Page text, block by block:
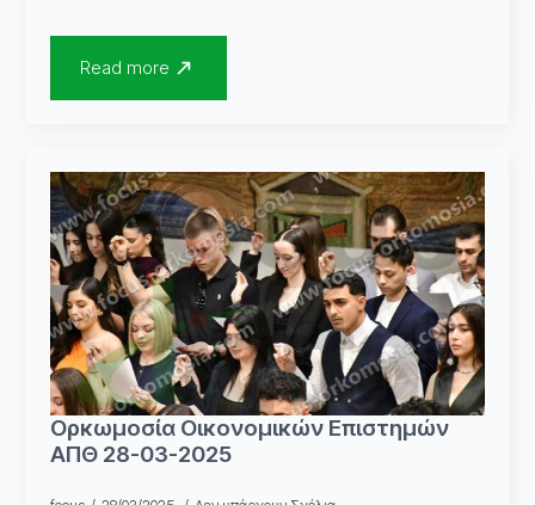
Read more
Ορκωμοσία Οικονομικών Επιστημών
ΑΠΘ 28-03-2025